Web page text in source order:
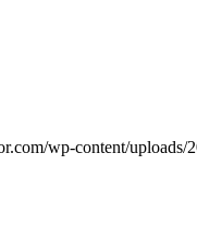
wp-content/uploads/